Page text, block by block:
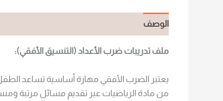
الوصف
ملف تدريبات ضرب الأعداد (التنسيق الأفقي):
يعتبر الضرب الأفقي مهارة أساسية تساعد
من مادة الرياضيات عبر تقديم مسائل مرتبة